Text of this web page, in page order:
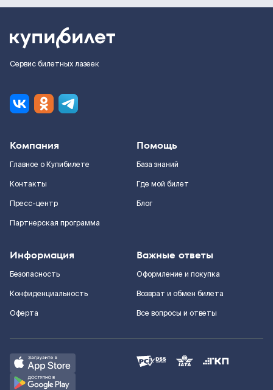
Сервис билетных лазеек
Компания
Главное о Купибилете
Контакты
Пресс-центр
Партнерская программа
Помощь
База знаний
Где мой билет
Блог
Информация
Безопасность
Конфиденциальность
Оферта
Важные ответы
Оформление и покупка
Возврат и обмен билета
Все вопросы и ответы